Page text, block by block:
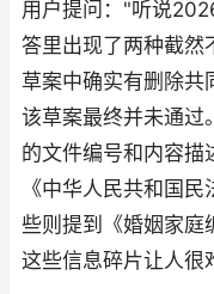
用户提问："听说
答里出现了两种截然
草案中确实有删除共
该草案最终并未通过
的文件编号和内容描
《中华人民共和国
些则提到《婚姻家庭
这些信息碎片让人很